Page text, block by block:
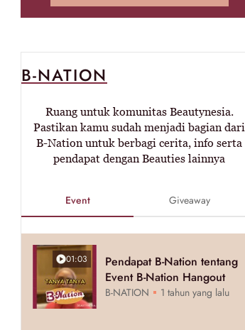
B-NATION
Ruang untuk komunitas Beautynesia.
Pastikan kamu sudah menjadi bagian dari
B-Nation untuk berbagi cerita, info serta
pendapat dengan Beauties lainnya
Event Giveaway
01:03
Pendapat B-Nation tentang
Event B-Nation Hangout
B-NATION 1 tahun yang lalu